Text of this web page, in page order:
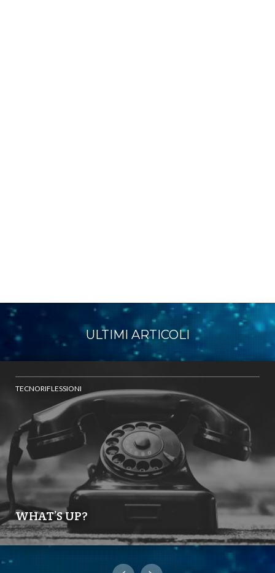
ULTIMI ARTICOLI
TECNORIFLESSIONI
WHAT’S UP?